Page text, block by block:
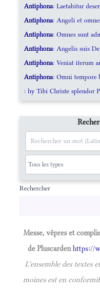
Antiphona: Laetabitur
Antiphona: Angeli et
Antiphona: Omnes sunt
Antiphona: Angelis suis
Antiphona: Veniat iterum
Antiphona: Omni tempore
: hy Tibi Christe splendor
Rechercher
Messe, vêpres et
de Pluscardenhttps://
L'ensemble des textes
moines est en